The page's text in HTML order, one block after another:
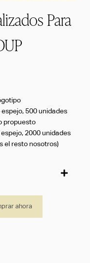
Para
500 unidades
propuesto
2000 unidades
el resto nosotros)
ahora